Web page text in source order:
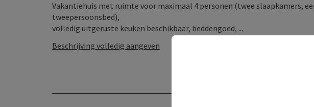
Vakantiehuis met ruimte voor maximaal 4 personen (twee slaapkamers,
tweepersoonsbed),
volledig uitgeruste keuken beschikbaar, beddengoed, ...
Beschrijving volledig aangeven